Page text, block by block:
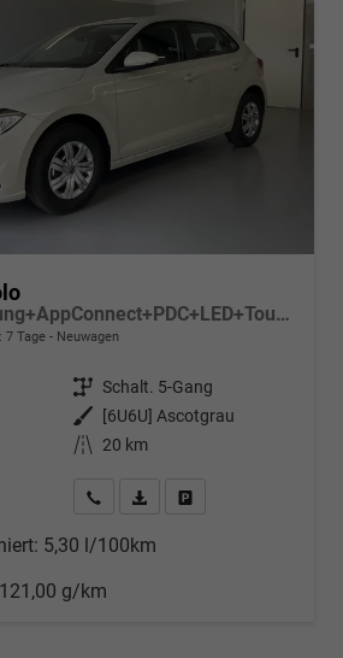
1.0 MPI Sitzheizung+AppConnect+PDC+LED+Touch+Lichtsensor+MultiLenkrad
7 Tage Neuwagen
Getriebe Schalt. 5-Gang
Außenfarbe
[6U6U] Ascotgrau
Kilometerstand 20 km
Wir rufen Sie anPDF-Datei, Fahrzeugexposé
5,30 l/100km
121,00 g/km